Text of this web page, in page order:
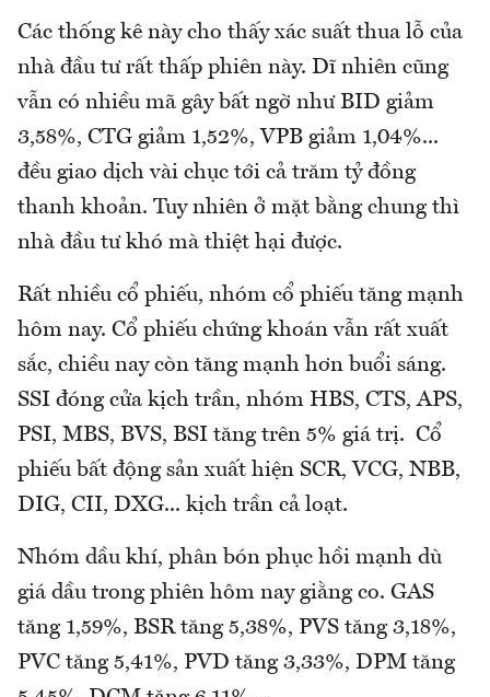
Các thống kê này cho thấy xác suất thua lỗ của
nhà đầu tư rất thấp phiên này. Dĩ nhiên cũng
vẫn có nhiều mã gây bất ngờ như BID giảm
3,58%, CTG giảm 1,52%, VPB giảm 1,04%...
đều giao dịch vài chục tới cả trăm tỷ đồng
thanh khoản. Tuy nhiên ở mặt bằng chung thì
nhà đầu tư khó mà thiệt hại được.
Rất nhiều cổ phiếu, nhóm cổ phiếu tăng mạnh
hôm nay. Cổ phiếu chứng khoán vẫn rất xuất
sắc, chiều nay còn tăng mạnh hơn buổi sáng.
SSI đóng cửa kịch trần, nhóm HBS, CTS, APS,
PSI, MBS, BVS, BSI tăng trên 5% giá trị. Cổ
phiếu bất động sản xuất hiện SCR, VCG, NBB,
DIG, CII, DXG... kịch trần cả loạt.
Nhóm dầu khí, phân bón phục hồi mạnh dù
giá dầu trong phiên hôm nay giằng co. GAS
tăng 1,59%, BSR tăng 5,38%, PVS tăng 3,18%,
PVC tăng 5,41%, PVD tăng 3,33%, DPM tăng